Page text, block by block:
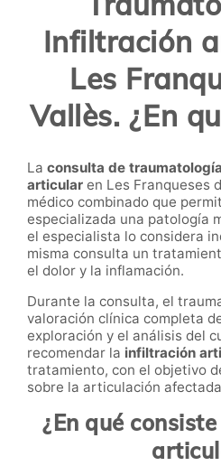
Infiltración
Les
Vallès. ¿En
La consulta de
articular en Les Franqueses
médico combinado que
especializada una patología
el especialista lo considera
misma consulta un
el dolor y la inflamación.
Durante la consulta, el
valoración clínica completa
exploración y el análisis del
recomendar la infiltración
tratamiento, con el objetivo
sobre la articulación
¿En qué